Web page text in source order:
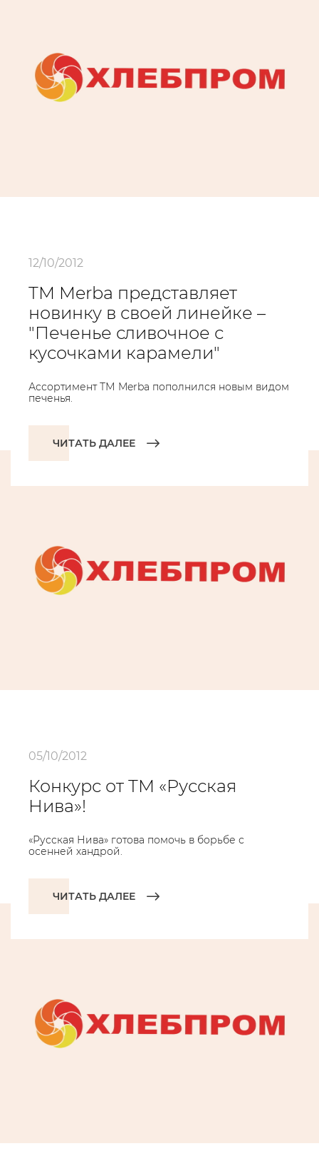
12/10/2012
ТМ Merba представляет
новинку в своей линейке –
"Печенье сливочное с
кусочками карамели"
Ассортимент ТМ Merba пополнился новым видом
печенья.
ЧИТАТЬ ДАЛЕЕ
05/10/2012
Конкурс от ТМ «Русская
Нива»!
«Русская Нива» готова помочь в борьбе с
осенней хандрой.
ЧИТАТЬ ДАЛЕЕ